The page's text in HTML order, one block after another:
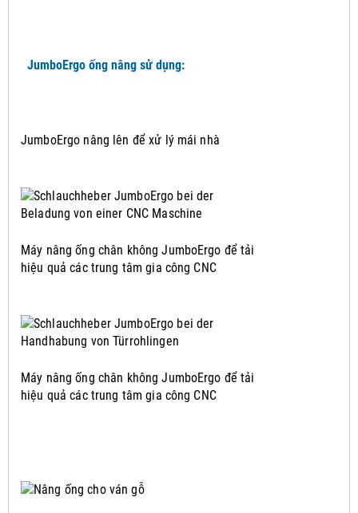
JumboErgo ống nâng sử dụng:
JumboErgo nâng lên để xử lý mái nhà
Máy nâng ống chân không JumboErgo để tải
hiệu quả các trung tâm gia công CNC
Máy nâng ống chân không JumboErgo để tải
hiệu quả các trung tâm gia công CNC